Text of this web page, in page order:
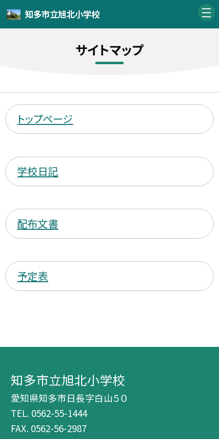
知多市立旭北小学校
サイトマップ
トップページ
学校日記
配布文書
予定表
知多市立旭北小学校
愛知県知多市日長字白山５０
TEL. 0562-55-1444
FAX. 0562-56-2987